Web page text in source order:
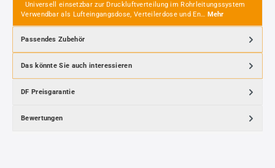
Universell einsetzbar zur Druckluftverteilung im Rohrleitungssystem
Verwendbar als Lufteingangsdose, Verteilerdose und En… Mehr
Passendes Zubehör
Das könnte Sie auch interessieren
DF Preisgarantie
Bewertungen